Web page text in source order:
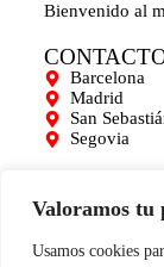
Valoramos tu
Usamos cookies
Bienvenido al
Barcelona
Madrid
San
Segovia
Mi cuenta
Para empresas